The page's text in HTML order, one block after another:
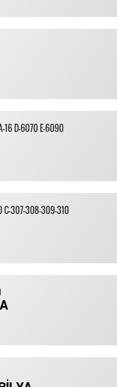
16 D-6070 E-6090
C-307-308-309-310